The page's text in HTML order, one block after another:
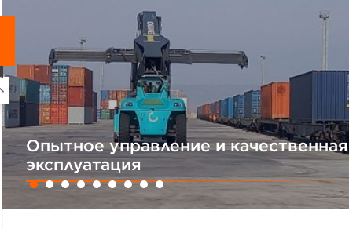
Опытное управление и качественная
эксплуатация